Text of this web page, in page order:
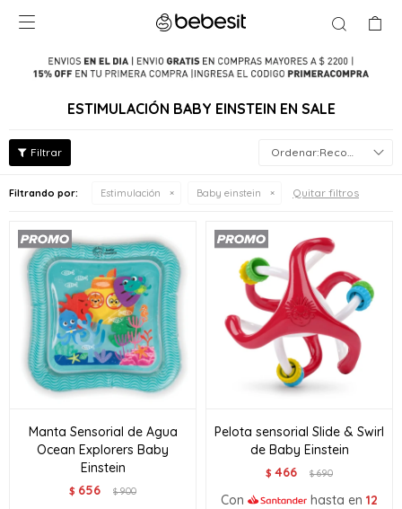

ESTIMULACIÓN BABY EINSTEIN EN SALE
Recomendados
Filtrando por: Estimulación Baby einstein Quitar filtros
Manta Sensorial de Agua
Ocean Explorers Baby
Einstein
$ 656 $900
Pelota sensorial Slide & Swirl
de Baby Einstein
$ 466 $690
Con hasta en 12